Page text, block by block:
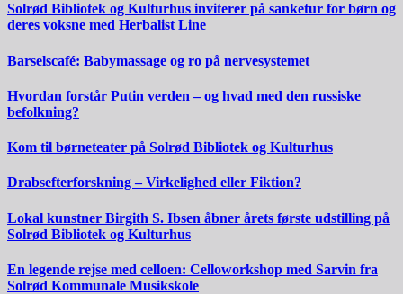
Solrød Bibliotek og Kulturhus inviterer på sanketur for børn og
deres voksne med Herbalist Line
Barselscafé: Babymassage og ro på nervesystemet
Hvordan forstår Putin verden – og hvad med den russiske
befolkning?
Kom til børneteater på Solrød Bibliotek og Kulturhus
Drabsefterforskning – Virkelighed eller Fiktion?
Lokal kunstner Birgith S. Ibsen åbner årets første udstilling på
Solrød Bibliotek og Kulturhus
En legende rejse med celloen: Celloworkshop med Sarvin fra
Solrød Kommunale Musikskole